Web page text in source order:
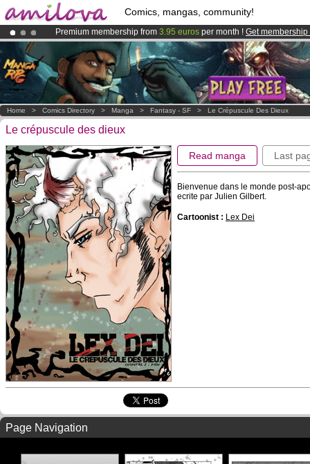
Comics, mangas, community!
Premium membership from 3.95 euros per month ! Get membership
AmilovaKickstarter is now LIVE!.
Already 134393membersand 1208 comics & mangas!.
Home > Comics Directory > Manga > Fantasy - SF > Le Crépuscule Des Dieux
Le crépuscule des dieux
Read manga Last
Bienvenue dans le monde post-
ecrite par Julien Gilbert.
Cartoonist : Lex Dei
Page Navigation